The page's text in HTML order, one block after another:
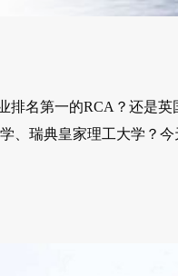
排名第一的RCA？还是英
、瑞典皇家理工大学？今